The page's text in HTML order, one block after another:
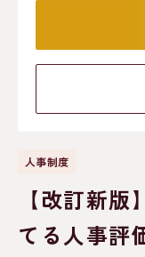
人事制度
【改訂新
てる人事評